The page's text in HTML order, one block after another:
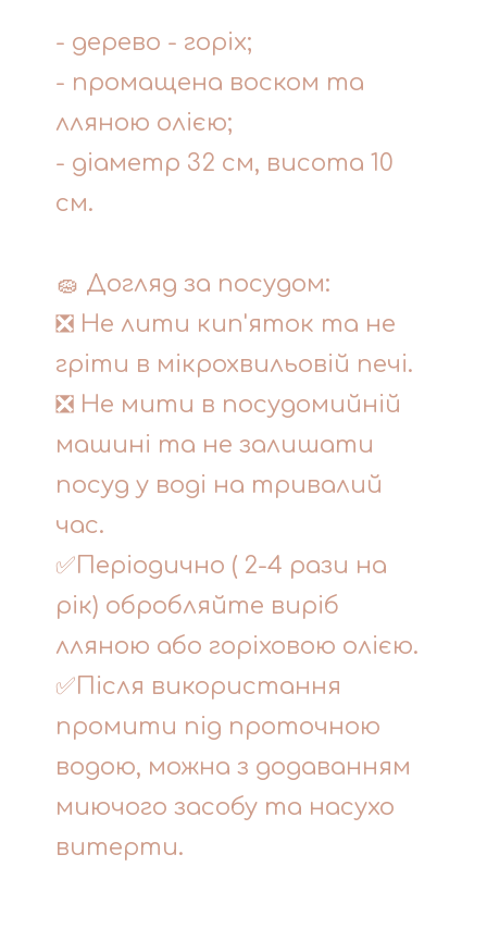
- дерево - горіх;
- промащена воском та
лляною олією;
- діаметр 32 см, висота 10
см.
🧽 Догляд за посудом:
❎ Не лити кип'яток та не
гріти в мікрохвильовій печі.
❎ Не мити в посудомийній
машині та не залишати
посуд у воді на тривалий
час.
✅Періодично ( 2-4 рази на
рік) обробляйте виріб
лляною або горіховою олією.
✅Після використання
промити під проточною
водою, можна з додаванням
миючого засобу та насухо
витерти.